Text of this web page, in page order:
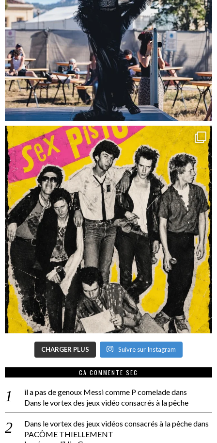
CHARGER PLUS Suivre sur Instagram
CA COMMENTE SEC
il a pas de genoux Messi comme P comeladedans
Dans le vortex des jeux vidéo consacrés à la pêche
Dans le vortex des jeux vidéos consacrés à la pêchedans
PACÔME THIELLEMENT